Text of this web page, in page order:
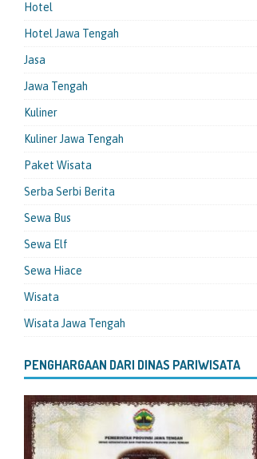
Hotel
Hotel Jawa Tengah
Jasa
Jawa Tengah
Kuliner
Kuliner Jawa Tengah
Paket Wisata
Serba Serbi Berita
Sewa Bus
Sewa Elf
Sewa Hiace
Wisata
Wisata Jawa Tengah
PENGHARGAAN DARI DINAS PARIWISATA